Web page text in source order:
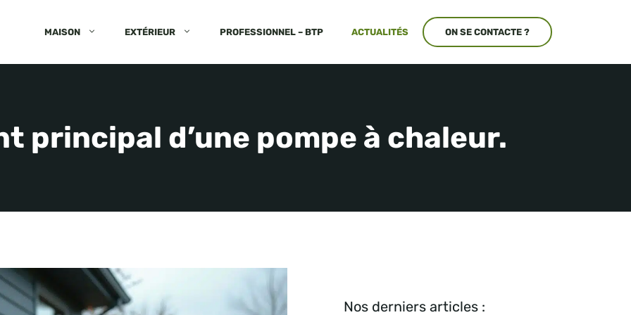
MAISON EXTÉRIEUR PROFESSIONNEL – BTP ACTUALITÉS ON SE CONTACTE ?
principal d’une pompe à chaleur.
Nos derniers articles :